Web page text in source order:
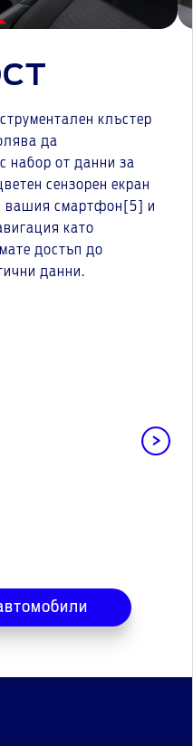
клъстер
да
набор от данни за
сензорен екран
вашия смартфон[5] и
като
достъп до
данни.